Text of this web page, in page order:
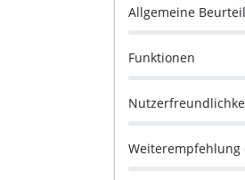
Allgemeine
Funktionen
Weiterempfehlung